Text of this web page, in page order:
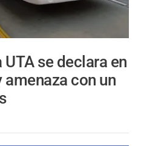
UTA se declara en
con un